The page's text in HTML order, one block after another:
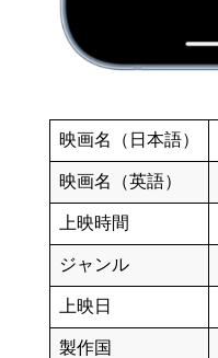
映画名（日本語）
映画名（英語）
上映時間
ジャンル
上映日
製作国